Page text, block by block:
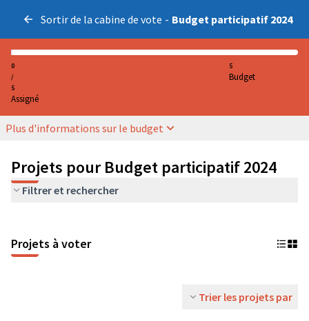
Sortir de la cabine de vote - Budget participatif 2024
0
/
5
Assigné
5
Budget
Plus d'informations sur le budget
Projets pour Budget participatif 2024
Filtrer et rechercher
Projets à voter
Trier les projets par